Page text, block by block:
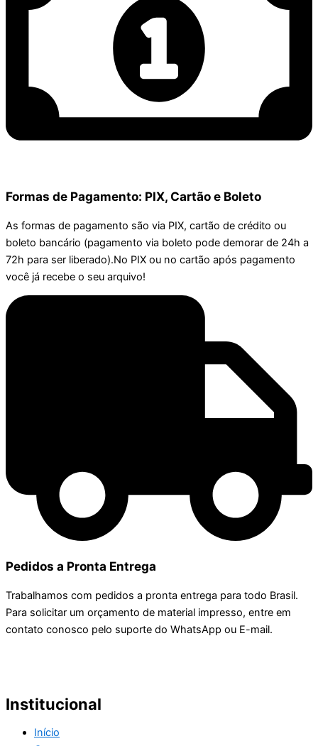
Formas de Pagamento: PIX, Cartão e Boleto
As formas de pagamento são via PIX, cartão de crédito ou
boleto bancário (pagamento via boleto pode demorar de 24h a
72h para ser liberado).No PIX ou no cartão após pagamento
você já recebe o seu arquivo!
Pedidos a Pronta Entrega
Trabalhamos com pedidos a pronta entrega para todo Brasil.
Para solicitar um orçamento de material impresso, entre em
contato conosco pelo suporte do WhatsApp ou E-mail.
Institucional
Início